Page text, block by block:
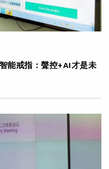
能戒指：聲控+AI才是未